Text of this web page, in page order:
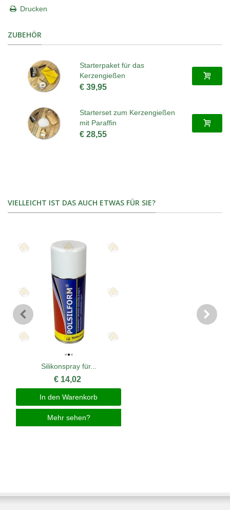
Drucken
ZUBEHÖR
Starterpaket für das
Kerzengießen
€ 39,95
Starterset zum Kerzengießen
mit Paraffin
€ 28,55
VIELLEICHT IST DAS AUCH ETWAS FÜR SIE?
Silikonspray für...
€ 14,02
In den Warenkorb
Mehr sehen?